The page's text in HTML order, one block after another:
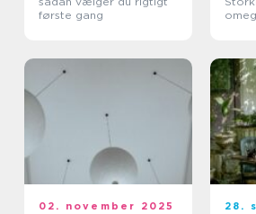
første gang
02. november 2025
28.